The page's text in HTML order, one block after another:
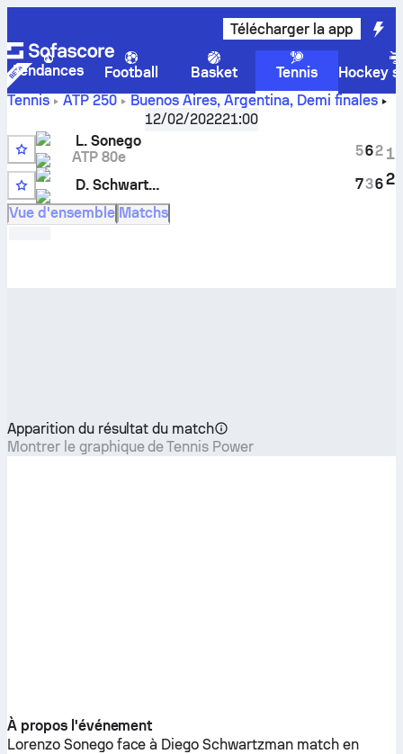
Télécharger la app
Tendances Football Basket Tennis
Hockey
Tennis
ATP 250 Buenos Aires, Argentina, Demi finales
Lorenzo Sonego-Diego Schwartzman
résultats des face à face
12/02/202221:00
3
L. Sonego
ATP 80e
2
D. Schwartzman
5
7
6
3
2
6
1
2
Vue d'ensemble Matchs
Apparition du résultat du match
Montrer le graphique de Tennis Power
À propos l'événement
Lorenzo Sonegoface à Diego Schwartzmanmatch en